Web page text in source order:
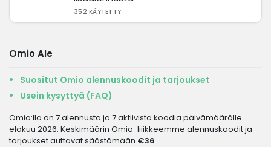
352 KÄYTETTY
Omio Ale
Suositut Omio alennuskoodit ja tarjoukset
Usein kysyttyä (FAQ)
Omio:lla on 7 alennusta ja 7 aktiivista koodia päivämäärälle
elokuu 2026. Keskimäärin Omio-liiikkeemme alennuskoodit ja
tarjoukset auttavat säästämään €36.